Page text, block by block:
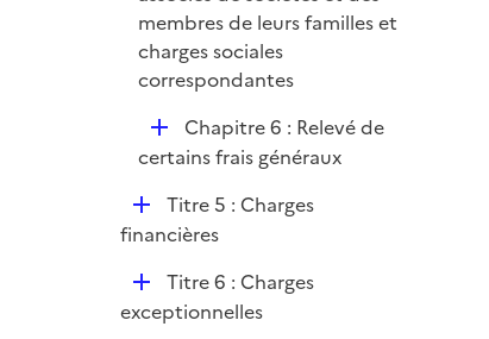
i
e
r
membres de leurs familles et
charges sociales
correspondantes
D
é
l
i
e
r
Chapitre 6 : Relevé de
certains frais généraux
D
é
i
Titre 5 : Charges
financières
D
é
Titre 6 : Charges
exceptionnelles